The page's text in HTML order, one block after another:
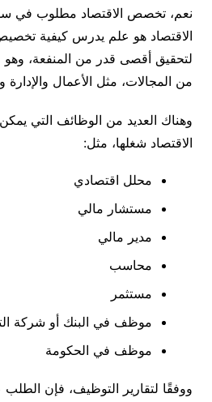
نعم، تخصص الاقتصاد مطلوب في
الاقتصاد هو علم يدرس كيفية
لتحقيق أقصى قدر من المنفعة،
من المجالات، مثل الأعمال والإدارة
وهناك العديد من الوظائف التي
الاقتصاد شغلها، مثل:
محلل اقتصادي
مستشار مالي
مدير مالي
محاسب
مستثمر
موظف في البنك أو شركة
موظف في الحكومة
ووفقًا لتقارير التوظيف، فإن